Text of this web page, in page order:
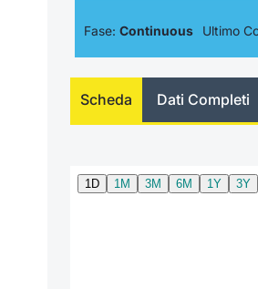
Fase: Continuous Ultimo
Scheda Dati Completi